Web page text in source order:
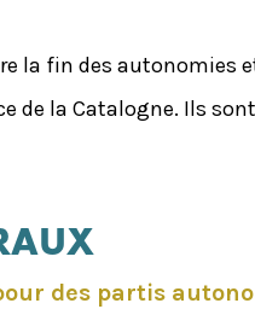
la fin des autonomies
de la Catalogne. Ils
des partis